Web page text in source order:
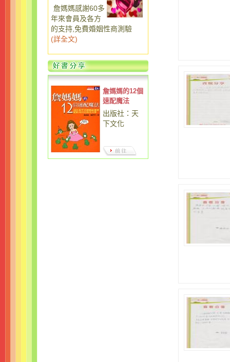
詹媽媽感謝60多
年來會員及各方
的支持,免費婚姻性商測驗
(詳全文)
詹媽媽的12個
速配魔法
出版社：天
下文化